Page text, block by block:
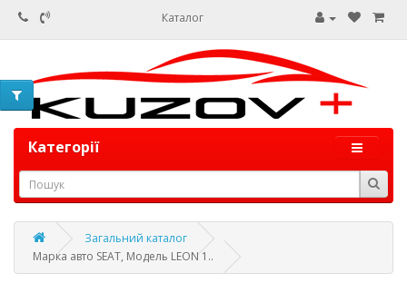
Каталог
Категорії
Загальний каталог
Марка авто SEAT, Модель LEON 1..